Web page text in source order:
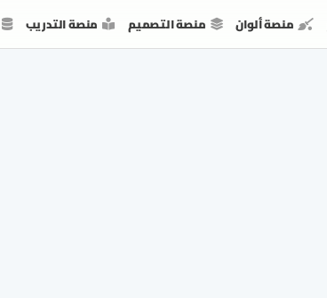
منصة ألوان منصة التصميم منصة التدريب